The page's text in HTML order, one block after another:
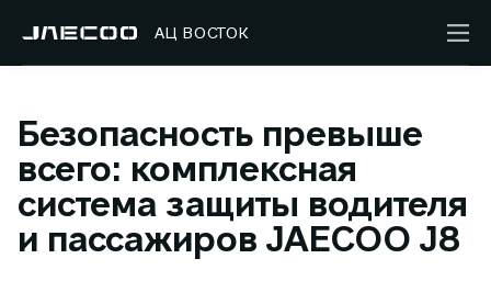
АЦ ВОСТОК
Безопасность превыше
всего: комплексная
система защиты водителя
и пассажиров JAECOO J8